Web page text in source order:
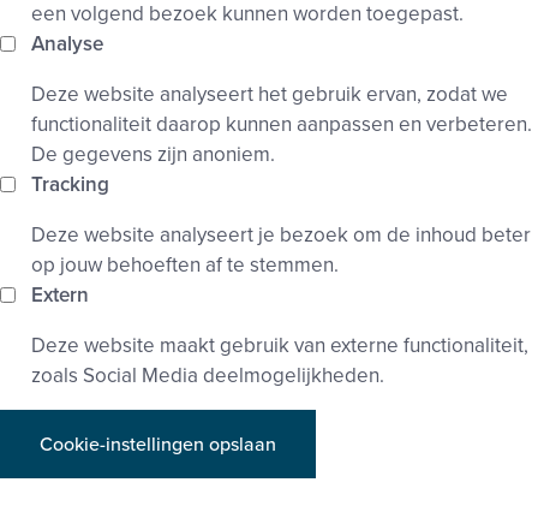
een volgend bezoek kunnen worden toegepast.
Analyse
Deze website analyseert het gebruik ervan, zodat we
functionaliteit daarop kunnen aanpassen en verbeteren.
De gegevens zijn anoniem.
Tracking
Deze website analyseert je bezoek om de inhoud beter
op jouw behoeften af te stemmen.
Extern
Deze website maakt gebruik van externe functionaliteit,
zoals Social Media deelmogelijkheden.
Cookie-instellingen opslaan